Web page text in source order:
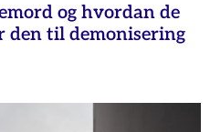
og hvordan de
den til demonisering